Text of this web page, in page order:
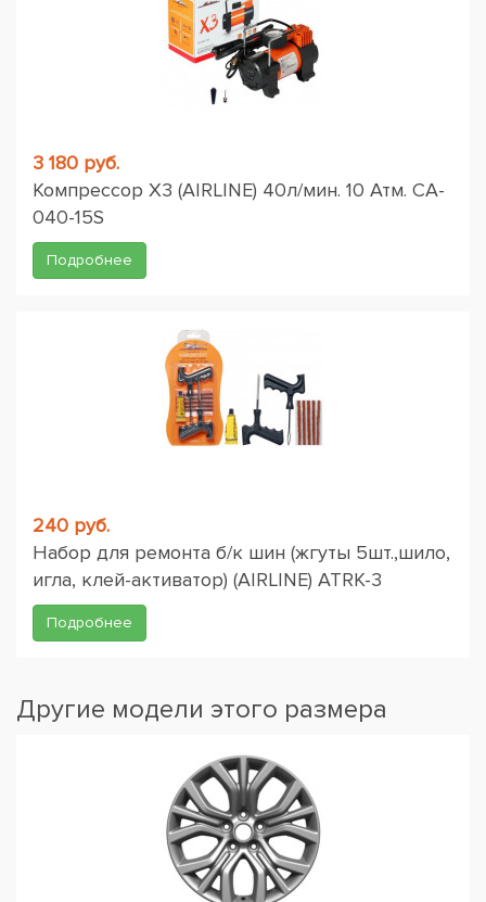
3 180 руб.
Компрессор X3 (AIRLINE) 40л/мин. 10 Атм. CA-
040-15S
Подробнее
240 руб.
Набор для ремонта б/к шин (жгуты 5шт.,шило,
игла, клей-активатор) (AIRLINE) ATRK-3
Подробнее
Другие модели этого размера